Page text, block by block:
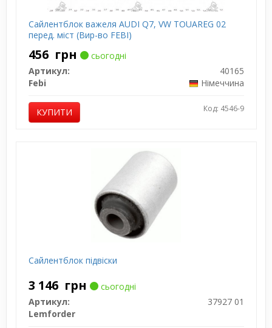
Сайлентблок важеля AUDI Q7, VW TOUAREG 02
перед. міст (Вир-во FEBI)
456 грн
сьогодні
Артикул:
40165
Febi
Німеччина
КУПИТИ Код: 4546-9
Сайлентблок підвіски
3 146 грн
сьогодні
Артикул:
37927 01
Lemforder